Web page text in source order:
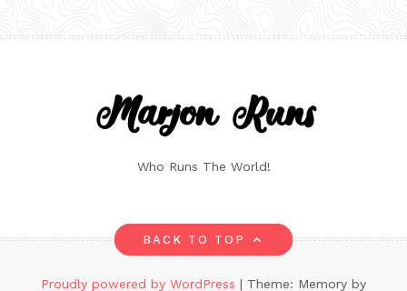
Marjon Runs
Who Runs The World!
BACK TO TOP
Proudly powered by WordPress | Theme: Memory by